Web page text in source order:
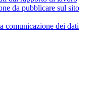
da pubblicare sul sito
comunicazione dei dati